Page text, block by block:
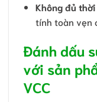
Không đủ
tính toàn vẹn
Đánh dấu
với sản
VCC